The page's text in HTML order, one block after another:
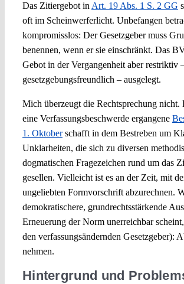
Spotlight
Das Zitiergebot in Art. 19 Abs. 1 S. 2 GG
oft im Scheinwerferlicht. Unbefangen
kompromisslos: Der Gesetzgeber muss
benennen, wenn er sie einschränkt. Das
Gebot in der Vergangenheit aber restriktiv
gesetzgebungsfreundlich – ausgelegt.
Mich überzeugt die Rechtsprechung nicht.
eine Verfassungsbeschwerde ergangene
1. Oktoberschafft in dem Bestreben um
Unklarheiten, die sich zu diversen
dogmatischen Fragezeichen rund um das
gesellen. Vielleicht ist es an der Zeit, mit
ungeliebten Formvorschrift abzurechnen.
demokratischere, grundrechtsstärkende
Erneuerung der Norm unerreichbar
den verfassungsändernden Gesetzgeber):
nehmen.
Hintergrund und